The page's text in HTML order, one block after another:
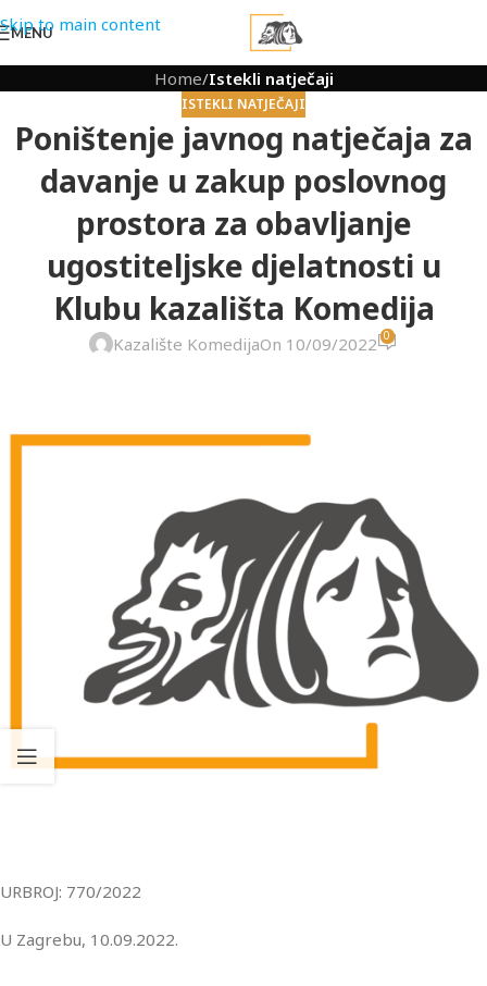
Skip to main content
MENU
Home/Istekli natječaji
ISTEKLI NATJEČAJI
Poništenje javnog natječaja za
davanje u zakup poslovnog
prostora za obavljanje
ugostiteljske djelatnosti u
Klubu kazališta Komedija
Kazalište KomedijaOn 10/09/2022 0
URBROJ: 770/2022
U Zagrebu, 10.09.2022.